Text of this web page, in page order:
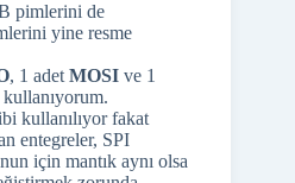
pimlerini de
yine resme
, 1 adet MOSI ve 1
kullanılıyor fakat
entegreler, SPI
için mantık aynı olsa